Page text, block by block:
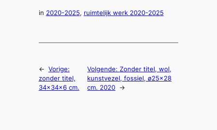
in 2020-2025, ruimtelijk werk 2020-2025
← Vorige:
zonder titel,
34x34x6 cm.
Volgende:Zonder titel, wol,
kunstvezel, fossiel, ø25×28
cm. 2020 →